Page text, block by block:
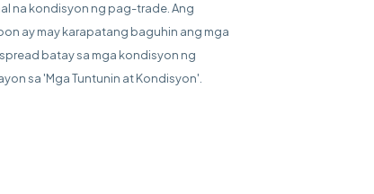
na kondisyon ng pag-trade. Ang
ay may karapatang baguhin ang mga
batay sa mga kondisyon ng
sa 'Mga Tuntunin at Kondisyon'.